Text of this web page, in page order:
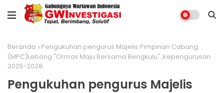
Beranda
Pengukuhan pengurus Majelis Pimpinan Cabang
(MPC)Lebong "Ormas Maju Bersama Bengkulu" ,kepengurusan
2025-2028.
Pengukuhan pengurus Majelis